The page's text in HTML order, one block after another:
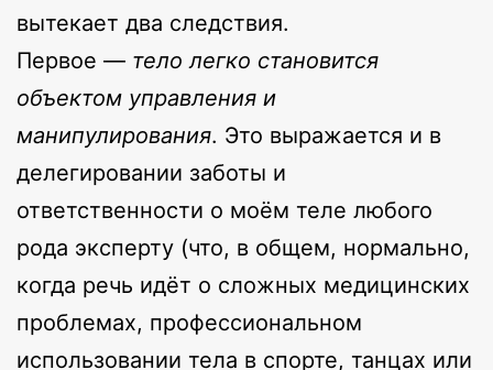
вытекает два следствия.
Первое — тело легко становится
объектом управления и
манипулирования. Это выражается и в
делегировании заботы и
ответственности о моём теле любого
рода эксперту (что, в общем, нормально,
когда речь идёт о сложных медицинских
проблемах, профессиональном
использовании тела в спорте, танцах или